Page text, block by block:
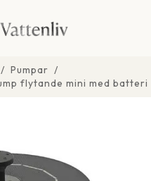
Pumpar
flytande mini med batteri